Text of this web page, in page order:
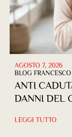
AGOSTO 7, 2026
BLOG
ANTI
DANNI DEL
LEGGI TUTTO